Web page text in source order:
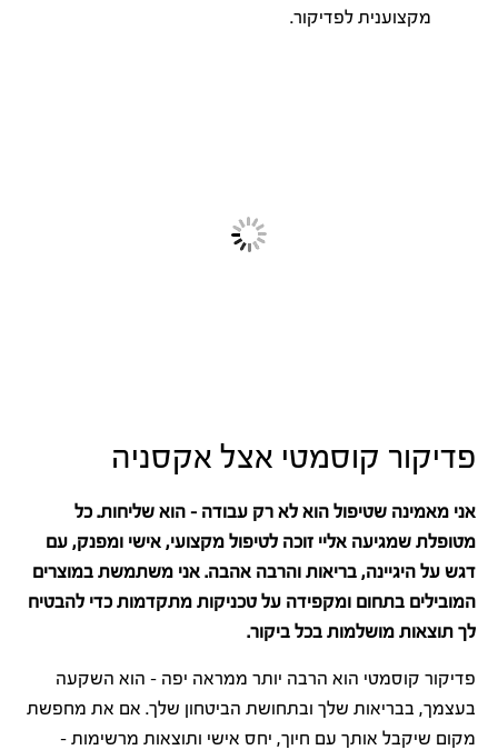
מקצוענית לפדיקור.
פדיקור קוסמטי אצל אקסניה
אני מאמינה שטיפול הוא לא רק עבודה – הוא שליחות. כל
מטופלת שמגיעה אליי זוכה לטיפול מקצועי, אישי ומפנק, עם
דגש על היגיינה, בריאות והרבה אהבה. אני משתמשת במוצרים
המובילים בתחום ומקפידה על טכניקות מתקדמות כדי להבטיח
לך תוצאות מושלמות בכל ביקור.
פדיקור קוסמטי הוא הרבה יותר ממראה יפה – הוא השקעה
בעצמך, בבריאות שלך ובתחושת הביטחון שלך. אם את מחפשת
מקום שיקבל אותך עם חיוך, יחס אישי ותוצאות מרשימות –